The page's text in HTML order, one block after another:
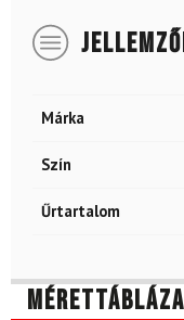
Márka
Szín
Űrtartalom